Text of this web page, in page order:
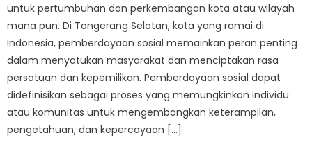
untuk pertumbuhan dan perkembangan kota atau wilayah
mana pun. Di Tangerang Selatan, kota yang ramai di
Indonesia, pemberdayaan sosial memainkan peran penting
dalam menyatukan masyarakat dan menciptakan rasa
persatuan dan kepemilikan. Pemberdayaan sosial dapat
didefinisikan sebagai proses yang memungkinkan individu
atau komunitas untuk mengembangkan keterampilan,
pengetahuan, dan kepercayaan […]